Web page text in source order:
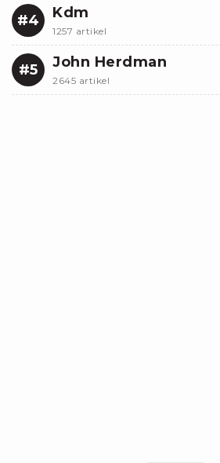
#4 Kdm
1257 artikel
#5 John Herdman
2645 artikel